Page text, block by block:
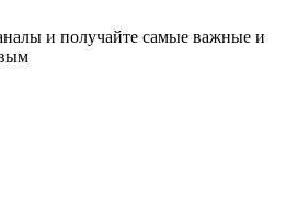
и получайте самые важные и